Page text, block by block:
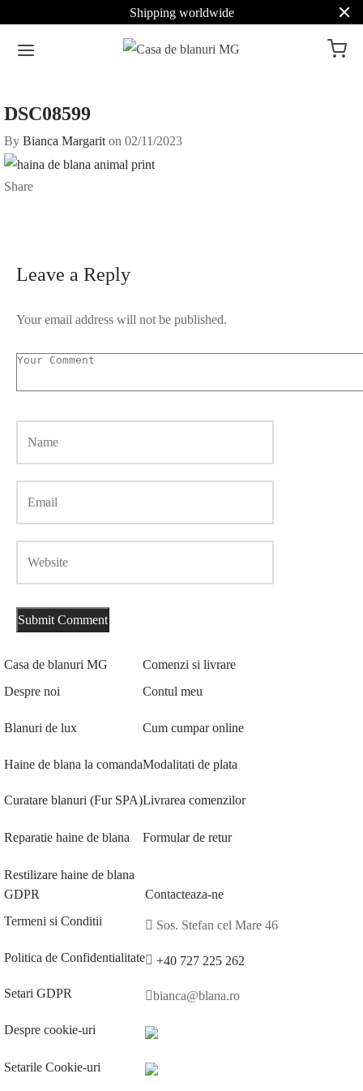
Shipping worldwide
DSC08599
By Bianca Margarit on 02/11/2023
Share
Leave a Reply
Your email address will not be published.
Casa de blanuri MG
Despre noi
Blanuri de lux
Haine de blana la comanda
Curatare blanuri (Fur SPA)
Reparatie haine de blana
Restilizare haine de blana
Comenzi si livrare
Contul meu
Cum cumpar online
Modalitati de plata
Livrarea comenzilor
Formular de retur
GDPR
Termeni si Conditii
Politica de Confidentialitate
Setari GDPR
Despre cookie-uri
Setarile Cookie-uri
Contacteaza-ne
Sos. Stefan cel Mare 46
+40 727 225 262
bianca@blana.ro